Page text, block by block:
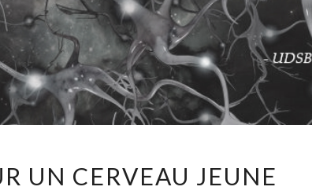
ASTUCES
UN CERVEAU JEUNE